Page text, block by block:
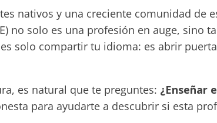
nativos y una creciente comunidad de
no solo es una profesión en auge, sino
solo compartir tu idioma: es abrir
es natural que te preguntes: ¿Enseñar
para ayudarte a descubrir si esta